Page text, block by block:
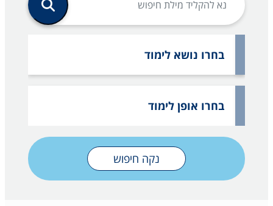
בחרו נושא לימוד
בחרו אופן לימוד
נקה חיפוש